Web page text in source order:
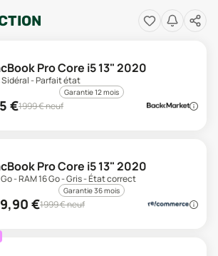
Pro Core i5 13" 2020
Sidéral - Parfait état
Garantie 12 mois
€1999€ neuf
Pro Core i5 13" 2020
- RAM 16 Go - Gris - État correct
Garantie 36 mois
€1999€ neuf